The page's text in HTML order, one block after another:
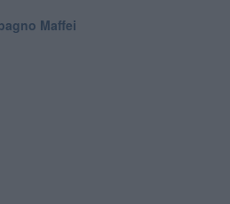
Maffei